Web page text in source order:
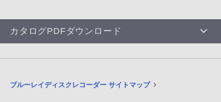
カタログPDFダウンロード
ブルーレイディスクレコーダー サイトマップ